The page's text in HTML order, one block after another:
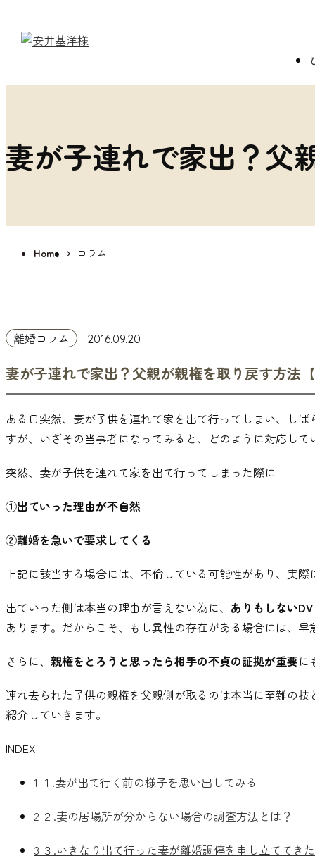
妻が子連れで家出？父
Home コラム
離婚コラム 2016.09.20
妻が子連れで家出？父親が親権を取り戻す方法
ある日突然、 妻が子供を連れて家を出て行ってしまい、
し
すが、 いざその当事者になってみると、
どのように対応し
突然、 妻が子供を連れて家を出て行ってしまった際に
①出ていった理由が不自然
②離婚を急いで要求してくる
上記に該当する場合には、 不倫している可能性があり 、 実際
出ていった側は本当の理由が言えない為に、 ありもしない
あります。 だからこそ、 もし異性の存在がある場合には、 早
さらに、 親権をとろうと思ったら相手の不貞の証拠が重要に
連れ去られた子供の親権を父親側が取るのは本当に至難の技
紹介していきます。
INDEX
1 １.妻が出て行く前の様子を思い出してみる
2 ２.妻の居場所が分からない場合の調査方法とは？
3 ３.いきなり出て行った妻が離婚調停を申し立ててき